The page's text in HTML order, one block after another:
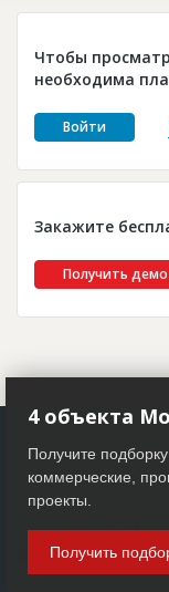
Платные услуги
Пресс-релизы
Чтобы
необходима
Войти
Закажите
Получить
4 объекта
Получите
коммерческие,
проекты.
Получить